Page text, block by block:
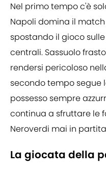
Nel primo tempo c'è
Napoli domina il
spostando il gioco
centrali. Sassuolo
rendersi pericoloso
secondo tempo segue
possesso sempre
continua a sfruttare le
Neroverdi mai in
La giocata della